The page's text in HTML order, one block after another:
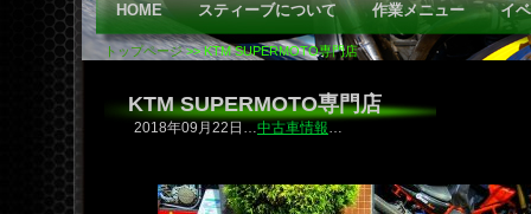
HOME スティーブについて 作業メニュー イ
トップページ>> KTM SUPERMOTO専門店
KTM SUPERMOTO専門店
2018年09月22日…中古車情報…